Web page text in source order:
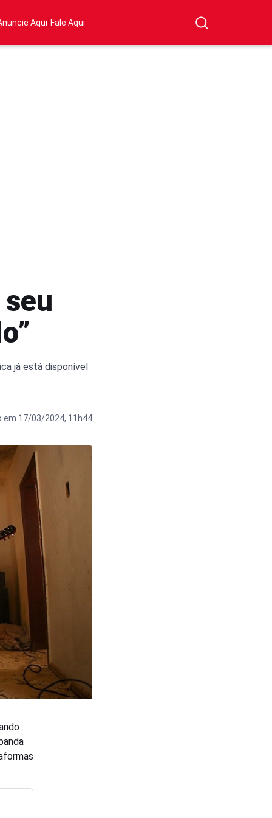
Aqui|Fale Aqui
já está disponível
em 17/03/2024, 11h44